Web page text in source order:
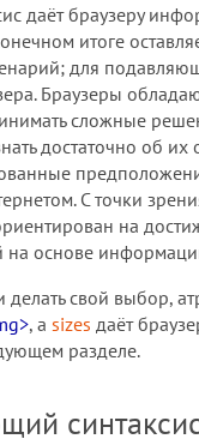
даёт браузеру
итоге
для
Браузеры
сложные
достаточно об
С точки
на
основе
свой выбор,
, а sizes даёт
разделе.